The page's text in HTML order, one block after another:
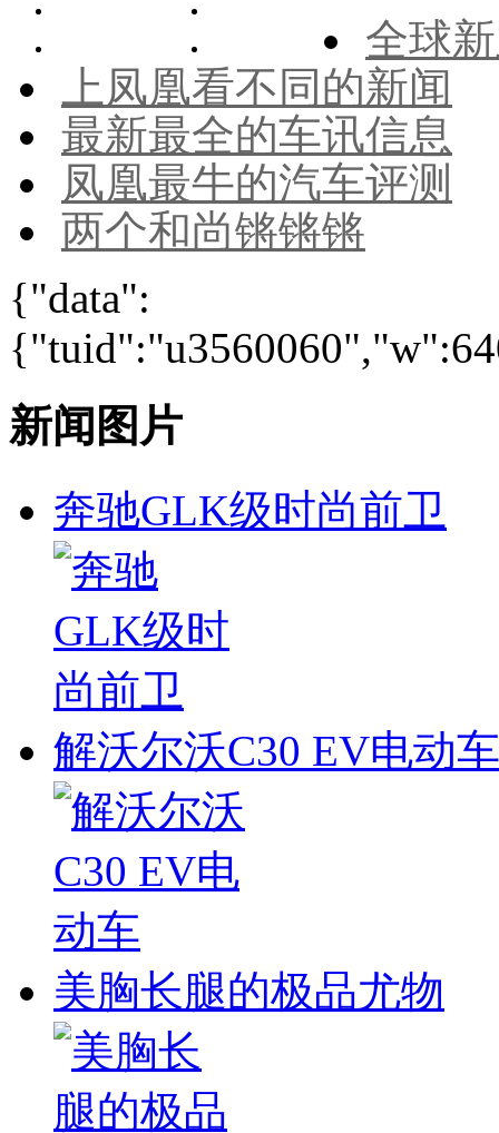
全球
上凤凰看不同的新闻
最新最全的车讯信息
凤凰最牛的汽车评测
两个和尚锵锵锵
{"data":
新闻图片
奔驰GLK级时尚前卫
解沃尔沃C30 EV电动车
美胸长腿的极品尤物